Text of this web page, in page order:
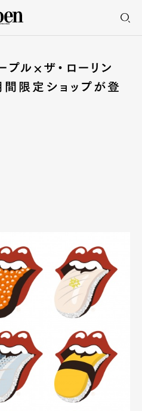
プル×ザ・ローリン
間限定ショップが登